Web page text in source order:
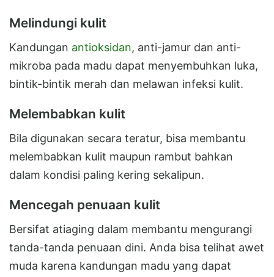
Melindungi kulit
Kandungan antioksidan, anti-jamur dan anti-
mikroba pada madu dapat menyembuhkan luka,
bintik-bintik merah dan melawan infeksi kulit.
Melembabkan kulit
Bila digunakan secara teratur, bisa membantu
melembabkan kulit maupun rambut bahkan
dalam kondisi paling kering sekalipun.
Mencegah penuaan kulit
Bersifat atiaging dalam membantu mengurangi
tanda-tanda penuaan dini. Anda bisa telihat awet
muda karena kandungan madu yang dapat